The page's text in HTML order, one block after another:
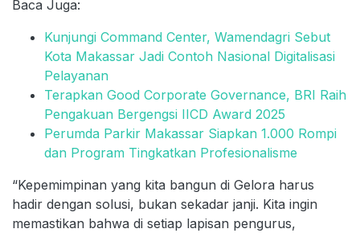
Baca Juga:
Kunjungi Command Center, Wamendagri Sebut
Kota Makassar Jadi Contoh Nasional Digitalisasi
Pelayanan
Terapkan Good Corporate Governance, BRI Raih
Pengakuan Bergengsi IICD Award 2025
Perumda Parkir Makassar Siapkan 1.000 Rompi
dan Program Tingkatkan Profesionalisme
“Kepemimpinan yang kita bangun di Gelora harus
hadir dengan solusi, bukan sekadar janji. Kita ingin
memastikan bahwa di setiap lapisan pengurus,